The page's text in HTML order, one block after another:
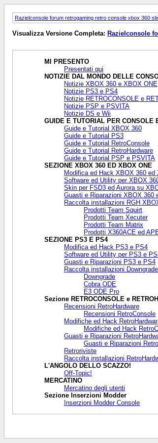
Razielconsole forum retrogaming retro console xbox 360
Visualizza Versione Completa: Razielconsole
MI PRESENTO
Presentati qui
NOTIZIE DAL MONDO DELLE
Notizie XBOX 360 e XBOX ONE
Notizie PS3 e PS4
Notizie RETROCONSOLE e
Notizie PSP e PSVITA
Notizie DS e Wii
GUIDE E TUTORIAL PER CONSOLE
Guide e Tutorial XBOX 360
Guide e Tutorial PS3
Guide e Tutorial RetroConsole
Guide e Tutorial RetroHardware
Guide e Tutorial PSP e PSVITA
SEZIONE XBOX 360 ED XBOX ONE
Modifica ed Hack XBOX 360 ed
Software ed Utility per XBOX
Skin per FSD3 ed Aurora su
Guasti e Riparazioni XBOX 360
Raccolta installazioni RGH
Prodotti Team Squirt
Prodotti Team Xecuter
Prodotti Team Matrix
Prodotti X360ACE ed
SEZIONE PS3 E PS4
Modifica ed Hack PS3 e PS4
Software ed Utility per PS3 e
Guasti e Riparazioni PS3 e PS4
Raccolta installazioni
Downgrade
Cobra ODE
E3 ODE Pro
Sezione RETROCONSOLE e
Recensioni RetroHardware
Recensioni RetroConsole
Modifiche ed Hack
Modifiche ed Hack
Guasti e Riparazioni
Guasti e Riparazioni
Retroriviste
Raccolta installazioni
L'ANGOLO DELLO SCAZZO!
Off-Topic!
MERCATINO
Mercatino degli utenti
Sezione Inserzioni Modder
Inserzioni Modder Console